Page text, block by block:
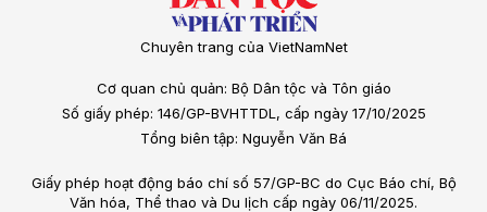
Chuyên trang của VietNamNet
Cơ quan chủ quản: Bộ Dân tộc và Tôn giáo
Số giấy phép: 146/GP-BVHTTDL, cấp ngày 17/10/2025
Tổng biên tập: Nguyễn Văn Bá
Giấy phép hoạt động báo chí số 57/GP-BC do Cục Báo chí, Bộ
Văn hóa, Thể thao và Du lịch cấp ngày 06/11/2025.